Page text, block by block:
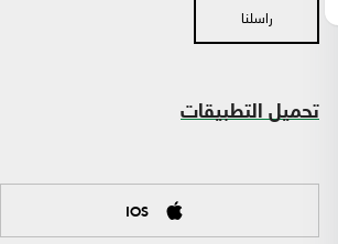
راسلنا
تحميل التطبيقات
IOS